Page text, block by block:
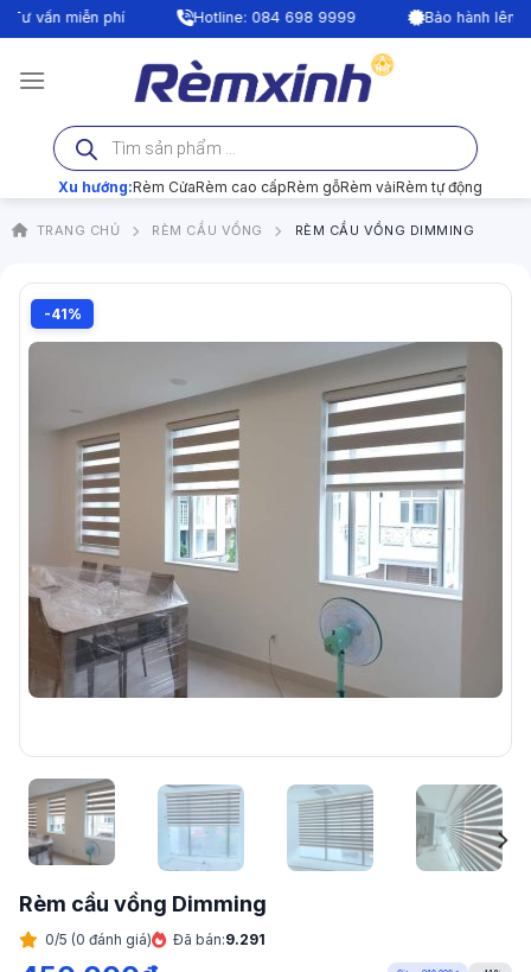
Bỏ
qua
nội
miễn phí Hotline: 084 698 9999 Bảo hành lên tới
Tìm
kiếm
sản
phẩm
Xu hướng:Rèm CửaRèm cao cấpRèm gỗRèm vảiRèm tự động
TRANG CHỦ RÈM CẦU VỒNG RÈM CẦU VỒNG DIMMING
-41%
Rèm cầu vồng Dimming
0/5 (0 đánh giá) Đã bán:9.291